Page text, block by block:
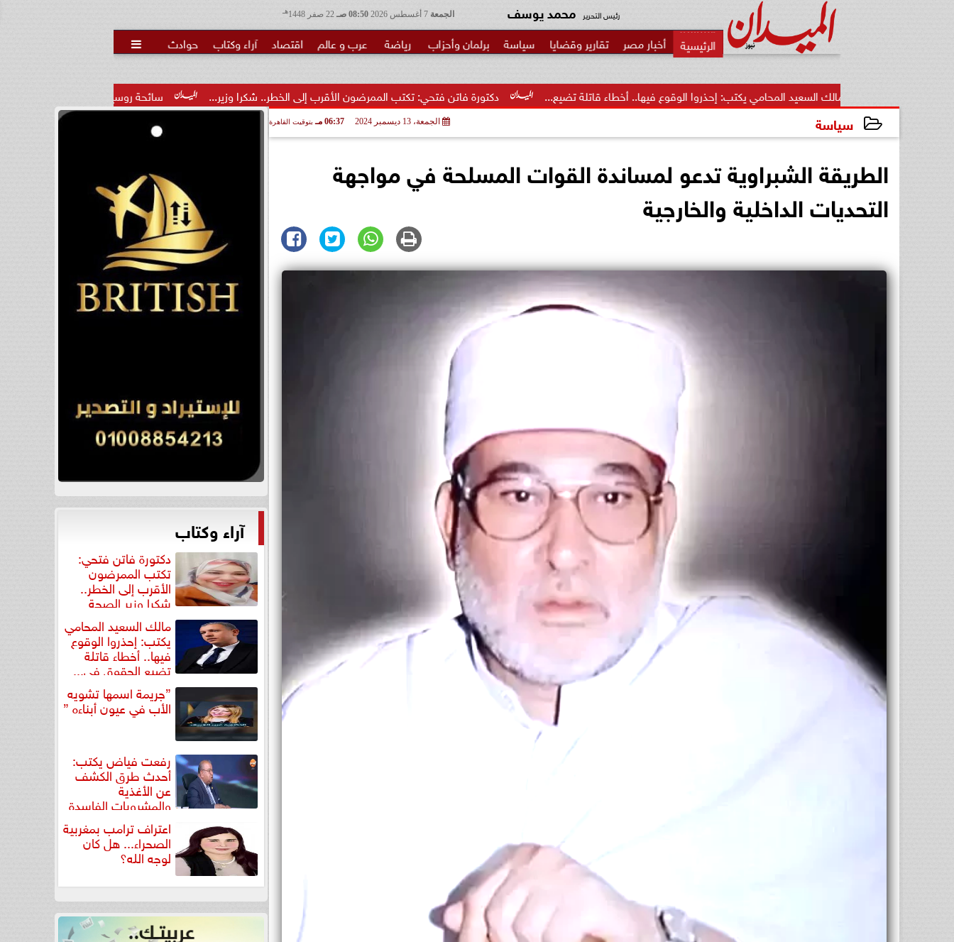
الجمعة 08:50 صـ هـ رئيس التحرير محمد يوسف
أخبار مصر تقارير وقضايا سياسة برلمان وأحزاب رياضة عرب و عالم اقتصاد آراء وكتاب حوادث 
سائحة روسية لـ”مراسي”: الغردقة تجمع بين الموقع المميز دكتورة فاتن فتحي: تكتب الممرضون الأقرب إلى الخطر.. شكرا وزير... مالك السعيد المحامي يكتب: إحذروا الوقوع فيها.. أخطاء قاتلة تضيع...
سياسة الجمعة، 13 ديسمبر 2024 06:37 مـ بتوقيت القاهرة
الطريقة الشبراوية تدعو لمساندة القوات المسلحة في مواجهة
التحديات الداخلية والخارجية
آراء وكتاب
دكتورة فاتن فتحي:
تكتب الممرضون
الأقرب إلى الخطر..
شكرا وزير الصحة
لتكريم... مالك السعيد المحامي
يكتب: إحذروا الوقوع
فيها.. أخطاء قاتلة
تضيع الحقوق في...
”جريمة اسمها تشويه
الأب في عيون أبناءه ”
رفعت فياض يكتب:
أحدث طرق الكشف
عن الأغذية
والمشروبات الفاسدة
اعتراف ترامب بمغربية
الصحراء... هل كان
لوجه الله؟